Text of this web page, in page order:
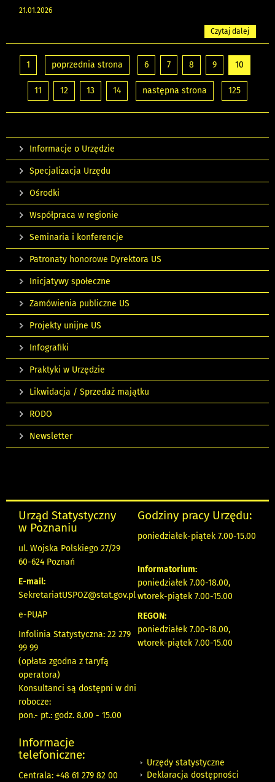
21.01.2026
Czytaj dalej
1 poprzednia strona 6 7 8 9 10
11 12 13 14 następna strona 125
Informacje o Urzędzie
Specjalizacja Urzędu
Ośrodki
Współpraca w regionie
Seminaria i konferencje
Patronaty honorowe Dyrektora US
Inicjatywy społeczne
Zamówienia publiczne US
Projekty unijne US
Infografiki
Praktyki w Urzędzie
Likwidacja / Sprzedaż majątku
RODO
Newsletter
Urząd Statystyczny
w Poznaniu
ul. Wojska Polskiego 27/29
60-624 Poznań
E-mail:
SekretariatUSPOZ@stat.gov.pl
e-PUAP
Infolinia Statystyczna: 22 279
99 99
(opłata zgodna z taryfą
operatora)
Konsultanci są dostępni w dni
robocze:
pon.- pt.: godz. 8.00 - 15.00
Godziny pracy Urzędu:
poniedziałek-piątek 7.00-15.00
Informatorium:
poniedziałek 7.00-18.00,
wtorek-piątek 7.00-15.00
REGON:
poniedziałek 7.00-18.00,
wtorek-piątek 7.00-15.00
Informacje
telefoniczne:
Centrala: +48 61 279 82 00
Urzędy statystyczne
Deklaracja dostępności